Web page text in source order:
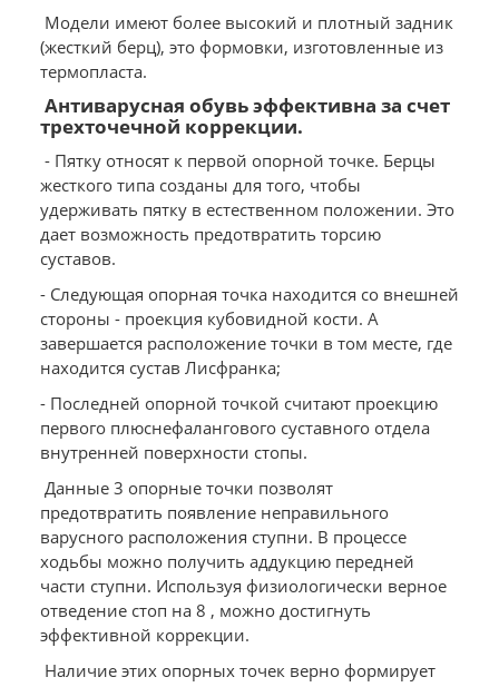
Модели имеют более высокий и плотный задник
(жесткий берц), это формовки, изготовленные из
термопласта.
Антиварусная обувь эффективна за счет
трехточечной коррекции.
- Пятку относят к первой опорной точке. Берцы
жесткого типа созданы для того, чтобы
удерживать пятку в естественном положении. Это
дает возможность предотвратить торсию
суставов.
- Следующая опорная точка находится со внешней
стороны - проекция кубовидной кости. А
завершается расположение точки в том месте, где
находится сустав Лисфранка;
- Последней опорной точкой считают проекцию
первого плюснефалангового суставного отдела
внутренней поверхности стопы.
Данные 3 опорные точки позволят
предотвратить появление неправильного
варусного расположения ступни. В процессе
ходьбы можно получить аддукцию передней
части ступни. Используя физиологически верное
отведение стоп на 8 , можно достигнуть
эффективной коррекции.
Наличие этих опорных точек верно формирует